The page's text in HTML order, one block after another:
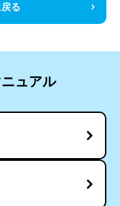
る
ュアル